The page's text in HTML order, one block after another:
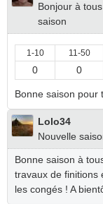
Bonjour à
saison
1-10 11-50
0 0
Bonne saison pour
Lolo34
Nouvelle
Bonne saison à
travaux de finitions
les congés ! A